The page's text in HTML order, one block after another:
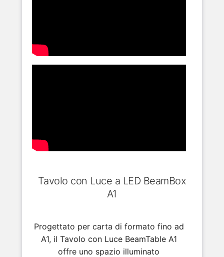
Tavolo con Luce a LED BeamBox
A1
Progettato per carta di formato fino ad
A1, il Tavolo con Luce BeamTable A1
offre uno spazio illuminato